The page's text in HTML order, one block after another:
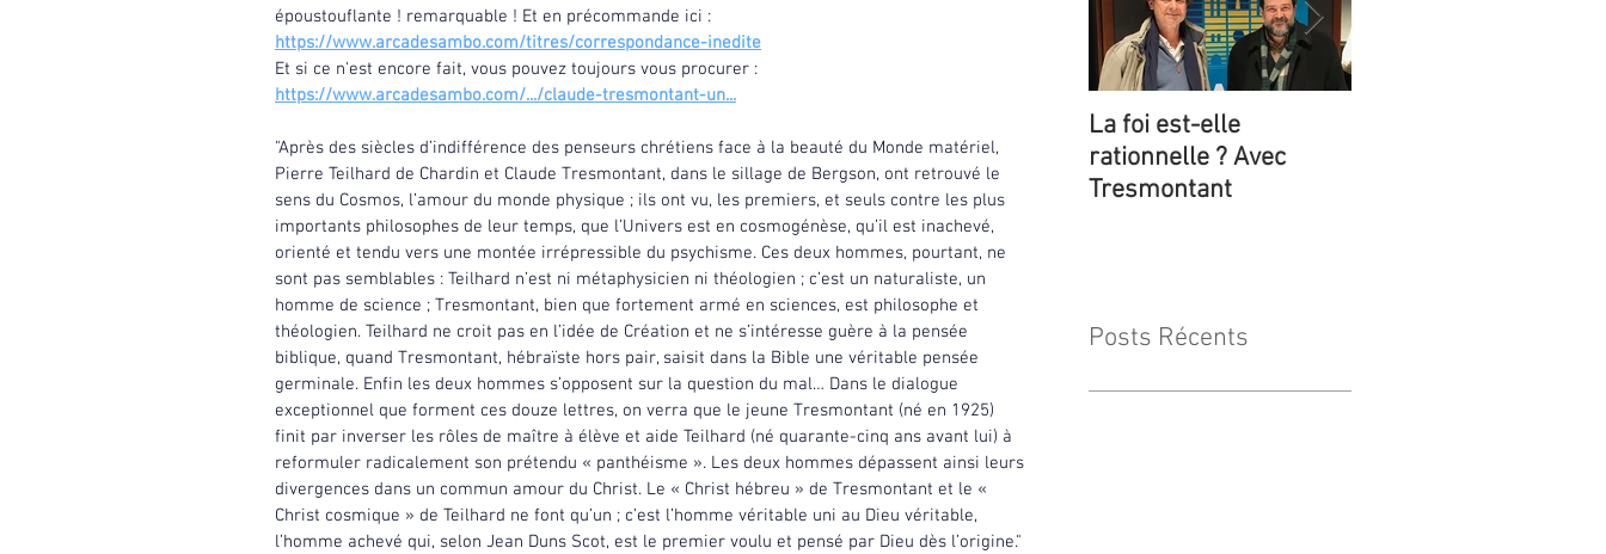
époustouflante ! remarquable ! Et en précommande ici :
https://www.arcadesambo.com/titres/correspondance-inedite
Et si ce n'est encore fait, vous pouvez toujours vous procurer :
https://www.arcadesambo.com/.../claude-tresmontant-un...
"Après des siècles d’indifférence des penseurs chrétiens face à la beauté du Monde matériel,
Pierre Teilhard de Chardin et Claude Tresmontant, dans le sillage de Bergson, ont retrouvé le
sens du Cosmos, l’amour du monde physique ; ils ont vu, les premiers, et seuls contre les plus
importants philosophes de leur temps, que l’Univers est en cosmogénèse, qu’il est inachevé,
orienté et tendu vers une montée irrépressible du psychisme. Ces deux hommes, pourtant, ne
sont pas semblables : Teilhard n’est ni métaphysicien ni théologien ; c’est un naturaliste, un
homme de science ; Tresmontant, bien que fortement armé en sciences, est philosophe et
théologien. Teilhard ne croit pas en l’idée de Création et ne s’intéresse guère à la pensée
biblique, quand Tresmontant, hébraïste hors pair, saisit dans la Bible une véritable pensée
germinale. Enfin les deux hommes s’opposent sur la question du mal… Dans le dialogue
exceptionnel que forment ces douze lettres, on verra que le jeune Tresmontant (né en 1925)
finit par inverser les rôles de maître à élève et aide Teilhard (né quarante-cinq ans avant lui) à
reformuler radicalement son prétendu « panthéisme ». Les deux hommes dépassent ainsi leurs
divergences dans un commun amour du Christ. Le « Christ hébreu » de Tresmontant et le «
Christ cosmique » de Teilhard ne font qu’un ; c’est l’homme véritable uni au Dieu véritable,
l’homme achevé qui, selon Jean Duns Scot, est le premier voulu et pensé par Dieu dès l’origine."
La foi est-elle
rationnelle ? Avec
Tresmontant
Posts Récents